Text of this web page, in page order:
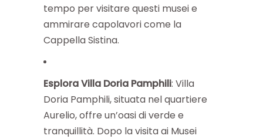
tempo per visitare questi musei e
ammirare capolavori come la
Cappella Sistina.
Esplora Villa Doria Pamphili: Villa
Doria Pamphili, situata nel quartiere
Aurelio, offre un’oasi di verde e
tranquillità. Dopo la visita ai Musei